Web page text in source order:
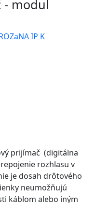
- modul
prijímač (digitálna
rozhlasu v
je dosah drôtového
neumožňujú
káblom alebo iným